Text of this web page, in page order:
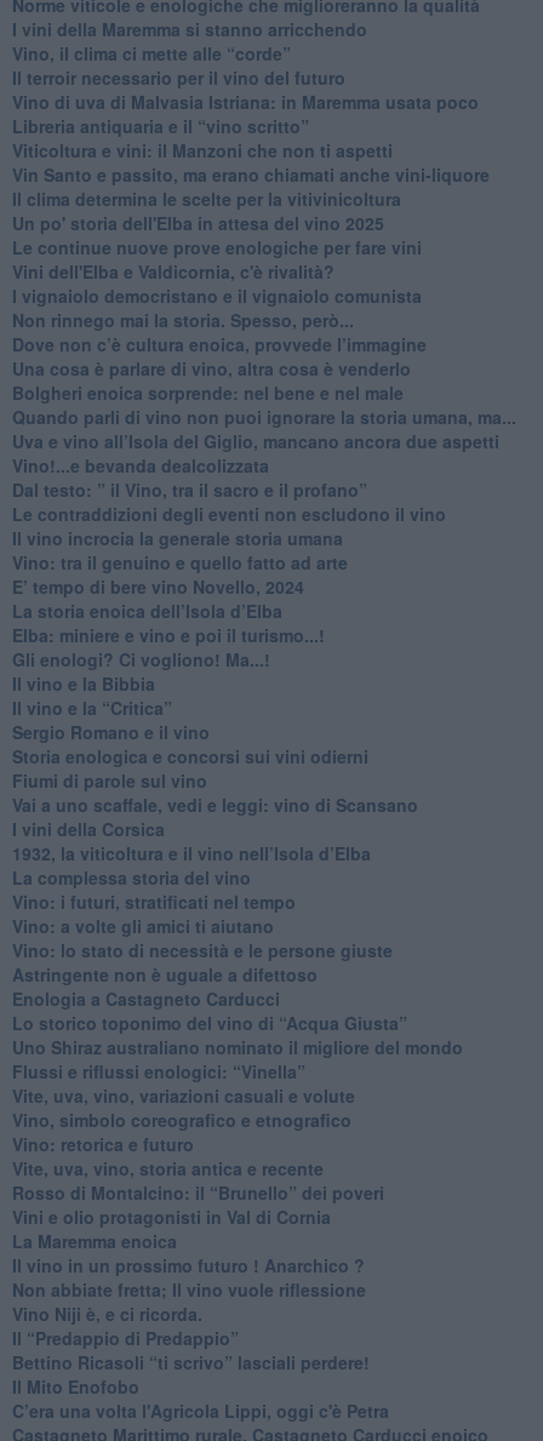
​I vini della Maremma si stanno arricchendo
Vino, il clima ci mette alle “corde”
Il terroir necessario per il vino del futuro
​Vino di uva di Malvasia Istriana: in Maremma usata poco
​Libreria antiquaria e il “vino scritto”
​Viticoltura e vini: il Manzoni che non ti aspetti
​Vin Santo e passito, ma erano chiamati anche vini-liquore
Il clima determina le scelte per la vitivinicoltura
Un po' storia dell'Elba in attesa del vino 2025
Le continue nuove prove enologiche per fare vini
Vini dell'Elba e Valdicornia, c'è rivalità?
​I vignaiolo democristano e il vignaiolo comunista
​Non rinnego mai la storia. Spesso, però...
​Dove non c’è cultura enoica, provvede l’immagine
​Una cosa è parlare di vino, altra cosa è venderlo
Bolgheri enoica sorprende: nel bene e nel male
​Quando parli di vino non puoi ignorare la storia umana, ma...
Uva e vino all’Isola del Giglio, mancano ancora due aspetti
​Vino!...e bevanda dealcolizzata
​Dal testo: ” il Vino, tra il sacro e il profano”
Le contraddizioni degli eventi non escludono il vino
​Il vino incrocia la generale storia umana
Vino: tra il genuino e quello fatto ad arte
E’ tempo di bere vino Novello, 2024
La storia enoica dell’Isola d’Elba
Elba: miniere e vino e poi il turismo...!
​Gli enologi? Ci vogliono! Ma...!
​Il vino e la Bibbia
​Il vino e la “Critica”
Sergio Romano e il vino
​Storia enologica e concorsi sui vini odierni
Fiumi di parole sul vino
​Vai a uno scaffale, vedi e leggi: vino di Scansano
​I vini della Corsica
​1932, la viticoltura e il vino nell’Isola d’Elba
​La complessa storia del vino
​Vino: i futuri, stratificati nel tempo
Vino: a volte gli amici ti aiutano
Vino: lo stato di necessità e le persone giuste
​Astringente non è uguale a difettoso
Enologia a Castagneto Carducci
Lo storico toponimo del vino di “Acqua Giusta”
Uno Shiraz australiano nominato il migliore del mondo
​Flussi e riflussi enologici: “Vinella”
Vite, uva, vino, variazioni casuali e volute
Vino, simbolo coreografico e etnografico
​Vino: retorica e futuro
​Vite, uva, vino, storia antica e recente
​Rosso di Montalcino: il “Brunello” dei poveri
Vini e olio protagonisti in Val di Cornia
​La Maremma enoica
Il vino in un prossimo futuro ! Anarchico ?
​Non abbiate fretta; Il vino vuole riflessione
​Vino Niji è, e ci ricorda.
Il “Predappio di Predappio”
Bettino Ricasoli “ti scrivo” lasciali perdere!
Il Mito Enofobo
​C’era una volta l'Agricola Lippi, oggi c'è Petra
​Castagneto Marittimo rurale, Castagneto Carducci enoico